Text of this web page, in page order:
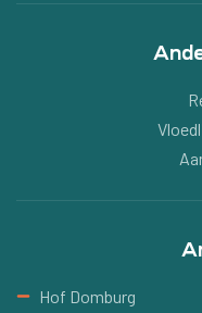
Hof Domburg